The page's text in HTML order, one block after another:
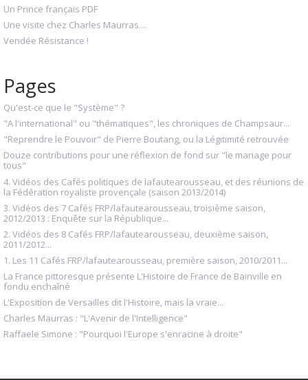
Un Prince français PDF
Une visite chez Charles Maurras....
Vendée Résistance !
Pages
Qu'est-ce que le "Système" ?
"A l'international" ou "thématiques", les chroniques de Champsaur...
"Reprendre le Pouvoir" de Pierre Boutang, ou la Légitimité retrouvée
Douze contributions pour une réflexion de fond sur "le mariage pour
tous"
4. Vidéos des Cafés politiques de lafautearousseau, et des réunions de
la Fédération royaliste provençale (saison 2013/2014)
3. Vidéos des 7 Cafés FRP/lafautearousseau, troisième saison,
2012/2013 : Enquête sur la République...
2. Vidéos des 8 Cafés FRP/lafautearousseau, deuxième saison,
2011/2012...
1. Les 11 Cafés FRP/lafautearousseau, première saison, 2010/2011...
La France pittoresque présente L'Histoire de France de Bainville en
fondu enchaîné
L'Exposition de Versailles dit l'Histoire, mais la vraie...
Charles Maurras : "L'Avenir de l'Intelligence"
Raffaele Simone : "Pourquoi l'Europe s'enracine à droite"